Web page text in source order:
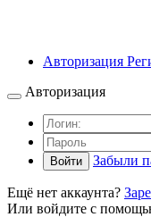
Авторизация
Авторизация
Войти Забыли
Ещё нет аккаунта?
Или войдите с